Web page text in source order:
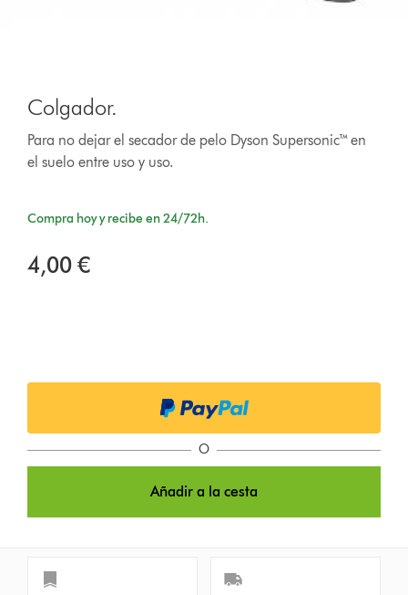
Colgador.
Para no dejar el secador de pelo Dyson Supersonic™ en
el suelo entre uso y uso.
Compra hoy y recibe en 24/72h.
4,00 €
O
Añadir a la cesta